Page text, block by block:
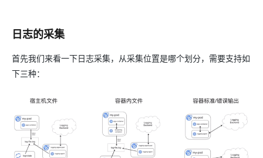
日志的采集
首先我们来看一下日志采集，从采集位置是哪个划分，需要支持如
下三种：